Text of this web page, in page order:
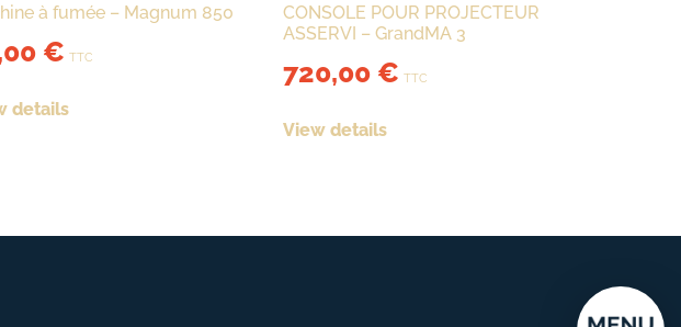
à fumée – Magnum 850
€ TTC
details
CONSOLE POUR PROJECTEUR
ASSERVI – GrandMA 3
720,00 € TTC
View details